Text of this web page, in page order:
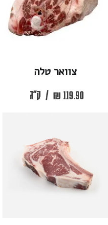
צוואר טלה
₪ 119.90
/ ק"ג